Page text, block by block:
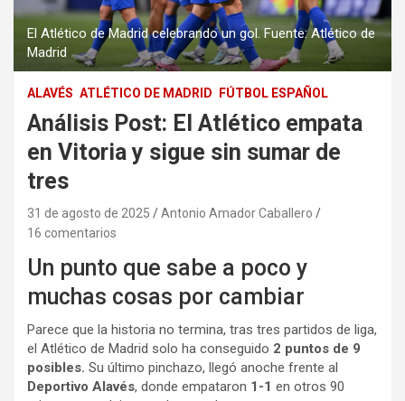
El Atlético de Madrid celebrando un gol. Fuente: Atlético de
Madrid
ALAVÉS ATLÉTICO DE MADRID FÚTBOL ESPAÑOL
Análisis Post: El Atlético empata
en Vitoria y sigue sin sumar de
tres
31 de agosto de 2025
Antonio Amador Caballero
16 comentarios
Un punto que sabe a poco y
muchas cosas por cambiar
Parece que la historia no termina, tras tres partidos de liga,
el Atlético de Madrid solo ha conseguido 2 puntos de 9
posibles. Su último pinchazo, llegó anoche frente al
Deportivo Alavés, donde empataron 1-1 en otros 90